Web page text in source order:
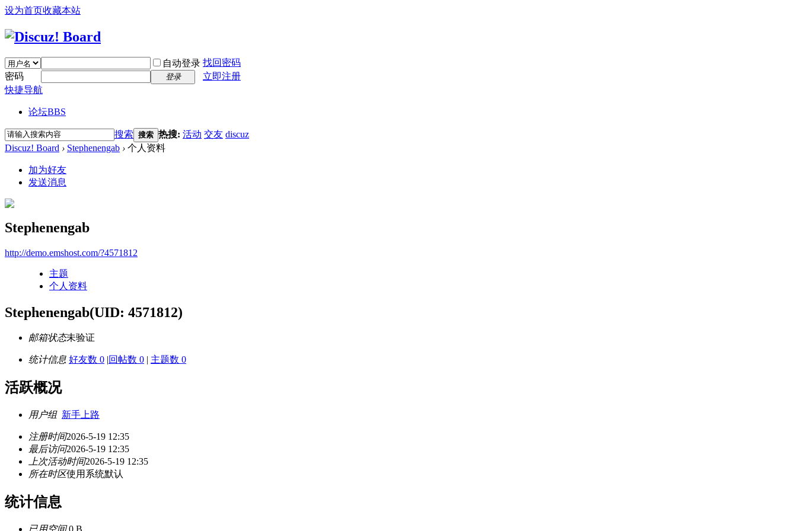
设为首页收藏本站
自动登录 找回密码
密码
登录
立即注册
快捷导航
论坛BBS
搜索 搜索 热搜: 活动 交友 discuz
Discuz! Board › Stephenengab › 个人资料
加为好友
发送消息
Stephenengab
http://demo.emshost.com/?4571812
主题
个人资料
Stephenengab(UID: 4571812)
邮箱状态未验证
统计信息 好友数 0 |回帖数 0 | 主题数 0
活跃概况
用户组 新手上路
注册时间2026-5-19 12:35
最后访问2026-5-19 12:35
上次活动时间2026-5-19 12:35
所在时区使用系统默认
统计信息
已用空间0 B